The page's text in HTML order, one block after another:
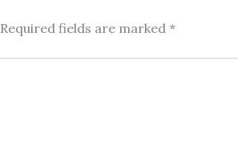
Required fields are marked *